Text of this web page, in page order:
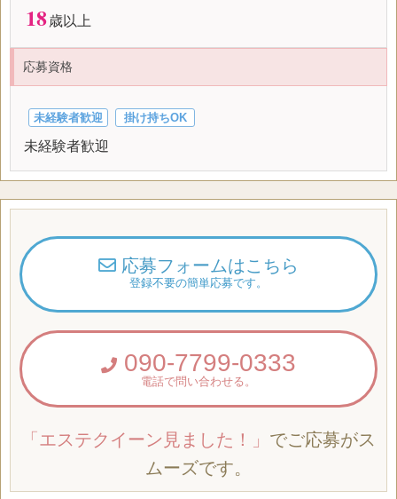
18歳以上
応募資格
未経験者歓迎 掛け持ちOK
未経験者歓迎
応募フォームはこちら
登録不要の簡単応募です。
090-7799-0333
電話で問い合わせる。
「エステクイーン見ました！」 でご応募がス
ムーズです。